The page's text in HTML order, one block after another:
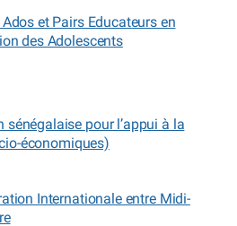
et Pairs Educateurs en
des Adolescents
sénégalaise pour l’appui à la
économiques)
Internationale entre Midi-